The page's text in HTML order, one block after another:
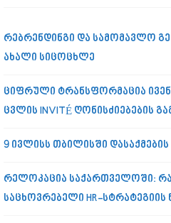
რებრენდინგი და სამომავლო
ახალი სიცოცხლე
ციფრული ტრანსფორმაცია
ცვლის INVITÉ ღონისძიებების
9 ივლისს თბილისში
რელოკაცია საქართველოში:
საცხოვრებელი HR-სტრატეგიის